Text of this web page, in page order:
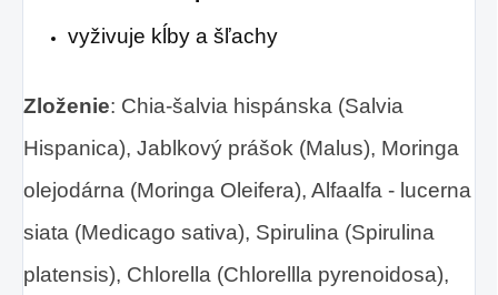
vyživuje kĺby a šľachy
Zloženie: Chia-šalvia hispánska (Salvia
Hispanica), Jablkový prášok (Malus), Moringa
olejodárna (Moringa Oleifera), Alfaalfa - lucerna
siata (Medicago sativa), Spirulina (Spirulina
platensis), Chlorella (Chlorellla pyrenoidosa),